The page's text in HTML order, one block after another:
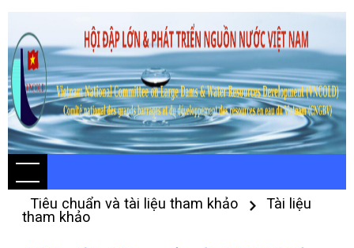
Tiêu chuẩn và tài liệu tham khảo
Tài liệu
tham khảo